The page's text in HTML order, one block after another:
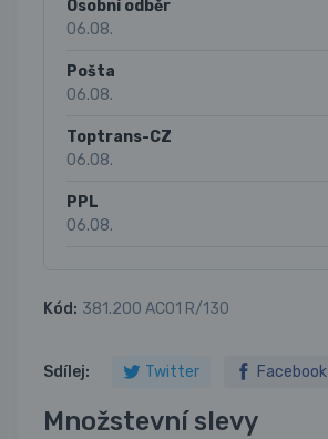
Osobní odběr
06.08.
Pošta
06.08.
Toptrans-CZ
06.08.
PPL
06.08.
Kód: 381.200 AC01 R/130
Sdílej: Twitter Facebook
Množstevní slevy